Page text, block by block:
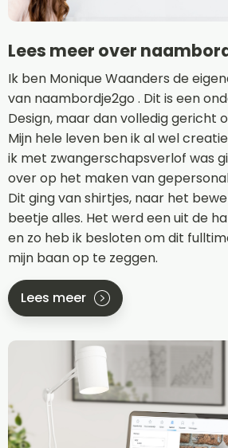
Lees meer over
Ik ben Monique Waanders de
van naambordje2go . Dit is een
Design, maar dan volledig gericht
Mijn hele leven ben ik al wel
ik met zwangerschapsverlof was
over op het maken van
Dit ging van shirtjes, naar het
beetje alles. Het werd een uit de
en zo heb ik besloten om dit
mijn baan op te zeggen.
Lees meer